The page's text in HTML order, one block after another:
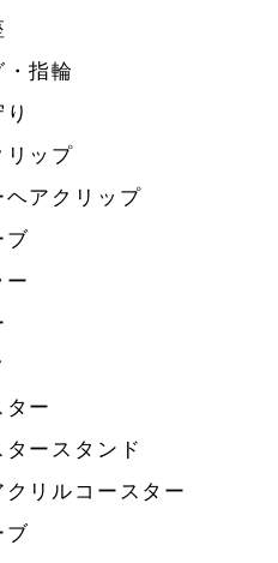
指輪
リップ
ヘアクリップ
ブ
ー
ー
ースタンド
リルコースター
ブ